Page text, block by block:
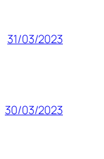
31/03/2023
30/03/2023